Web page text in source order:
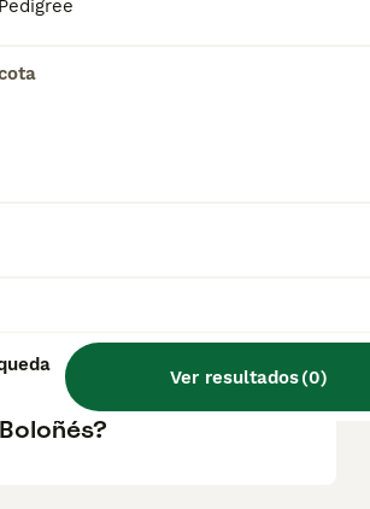
Ver resultados(0)
bichón maltés?
de tener un bichón
Boloñés?
de perro es el